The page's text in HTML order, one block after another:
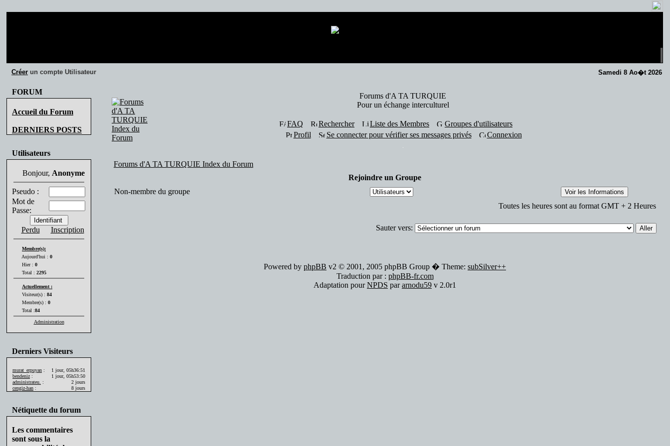
Créer un compte Utilisateur Samedi 8 Ao�t 2026
FORUM
Accueil du Forum
DERNIERS POSTS
Utilisateurs
Bonjour, Anonyme
Pseudo :
Mot de
Passe:
Perdu Inscription
Membre(s):
Aujourd'hui : 0
Hier : 0
Total : 2295
Actuellement :
Visiteur(s) : 84
Membre(s) : 0
Total :84
Administration
Derniers Visiteurs
murat_erpuyan :
1 jour, 05h36:51
bendeniz :
1 jour, 05h53:50
administrateu.
:
2 jours
cengiz-han : 8 jours
Nétiquette du forum
Les commentaires
sont sous la
Forums d'A TA TURQUIE
Pour un échange interculturel
FAQ Rechercher Liste des Membres
Groupes d'utilisateurs
Profil
Se connecter pour vérifier ses messages privés Connexion
Forums d'A TA TURQUIE Index du Forum
Rejoindre un Groupe
Non-membre du groupe
Toutes les heures sont au format GMT + 2 Heures
Sauter vers:
Powered by phpBB v2 © 2001, 2005 phpBB Group � Theme: subSilver++
Traduction par : phpBB-fr.com
Adaptation pourNPDS pararnodu59 v 2.0r1